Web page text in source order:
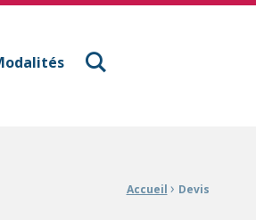
Accueil › Devis